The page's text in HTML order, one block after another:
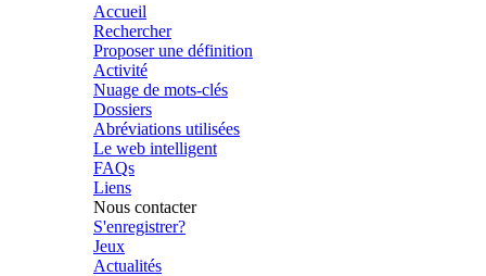
Accueil
Rechercher
Proposer une définition
Activité
Nuage de mots-clés
Dossiers
Abréviations utilisées
Le web intelligent
FAQs
Liens
Nous contacter
S'enregistrer?
Jeux
Actualités